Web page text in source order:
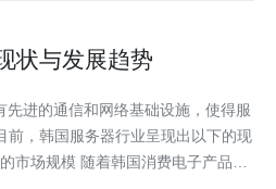
状与发展趋势
进的通信和网络基础设施，使得服
前，韩国服务器行业呈现出以下的现
市场规模 随着韩国消费电子产品的